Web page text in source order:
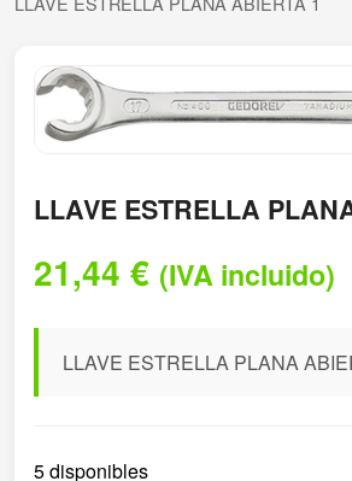
LLAVE ESTRELLA
21,44 € (IVA incluido)
LLAVE ESTRELLA PLANA
5 disponibles